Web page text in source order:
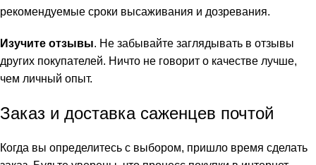
рекомендуемые сроки высаживания и дозревания.
Изучите отзывы. Не забывайте заглядывать в отзывы
других покупателей. Ничто не говорит о качестве лучше,
чем личный опыт.
Заказ и доставка саженцев почтой
Когда вы определитесь с выбором, пришло время сделать